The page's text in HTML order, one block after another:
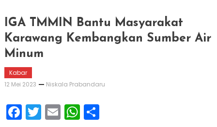
IGA TMMIN Bantu Masyarakat
Karawang Kembangkan Sumber Air
Minum
Kabar
12 Mei 2023
Niskala Prabandaru
Facebook
Twitter
EmailWhatsApp
Share